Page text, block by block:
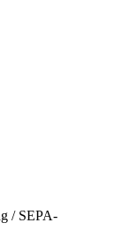
/ SEPA-